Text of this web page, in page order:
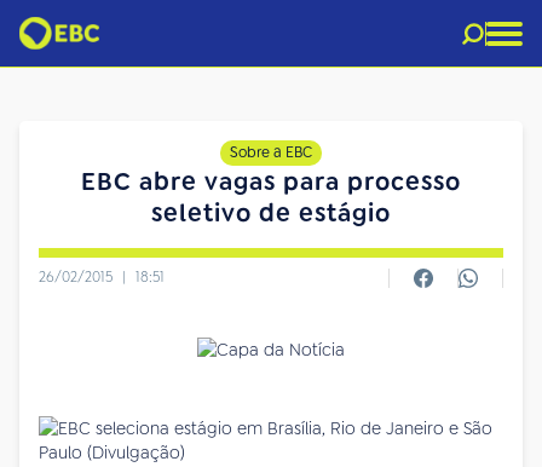
Sobre a EBC
EBC abre vagas para processo
seletivo de estágio
26/02/2015 | 18:51